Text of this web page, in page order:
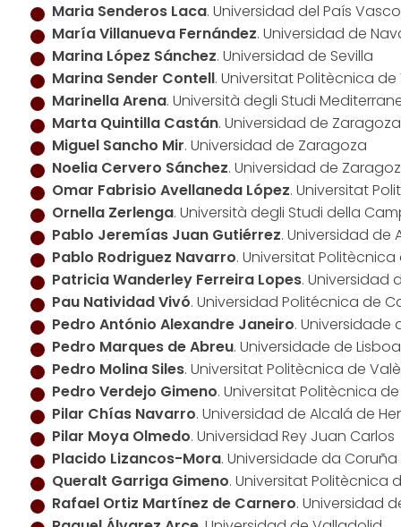
Maria Senderos Laca. Universidad del País Vasco
María Villanueva Fernández. Universidad de
Marina López Sánchez. Universidad de Sevilla
Marina Sender Contell. Universitat Politècnica
Marinella Arena. Università degli Studi
Marta Quintilla Castán. Universidad de Zaragoza
Miguel Sancho Mir. Universidad de Zaragoza
Noelia Cervero Sánchez. Universidad de
Omar Fabrisio Avellaneda López. Universitat
Ornella Zerlenga. Università degli Studi della
Pablo Jeremías Juan Gutiérrez. Universidad de
Pablo Rodriguez Navarro. Universitat
Patricia Wanderley Ferreira Lopes. Universidad
Pau Natividad Vivó. Universidad Politécnica de
Pedro António Alexandre Janeiro. Universidade
Pedro Marques de Abreu. Universidade de Lisboa
Pedro Molina Siles. Universitat Politècnica de
Pedro Verdejo Gimeno. Universitat Politècnica
Pilar Chías Navarro. Universidad de Alcalá de
Pilar Moya Olmedo. Universidad Rey Juan
Placido Lizancos-Mora. Universidade da Coruña
Queralt Garriga Gimeno. Universitat Politècnica
Rafael Ortiz Martínez de Carnero. Universidad